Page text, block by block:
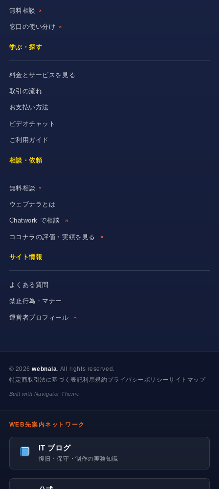
無料相談
窓口の使い分け
学ぶ・探す
料金とサービスを見る
取引の流れ
お支払い方法
ビデオチャット
ご利用ガイド
相談・依頼
無料相談
ウェブナラとは
Chatwork で相談
ココナラの評価・実績を見る
サイト情報
よくある質問
禁止行為・マナー
運営者プロフィール
© 2026webnala . All rights reserved.
特定商取引法に基づく表記利用規約 プライバシーポリシーサイトマップ
Built with Navigator Theme
WEB先案内ネットワーク
IT ブログ
復旧・保守・制作の実務知識